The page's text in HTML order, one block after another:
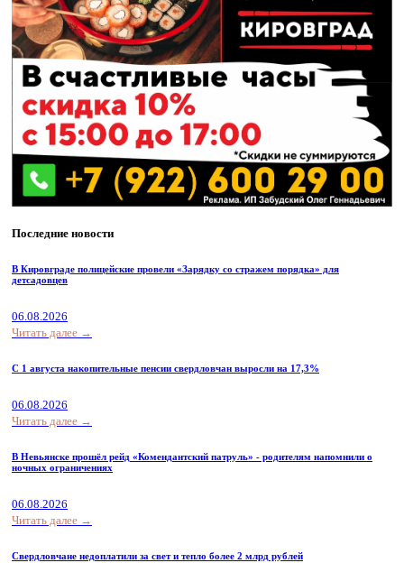
Последние новости
В Кировграде полицейские провели «Зарядку со стражем порядка» для
детсадовцев
06.08.2026
Читать далее →
С 1 августа накопительные пенсии свердловчан выросли на 17,3%
06.08.2026
Читать далее →
В Невьянске прошёл рейд «Комендантский патруль» - родителям напомнили о
ночных ограничениях
06.08.2026
Читать далее →
Свердловчане недоплатили за свет и тепло более 2 млрд рублей